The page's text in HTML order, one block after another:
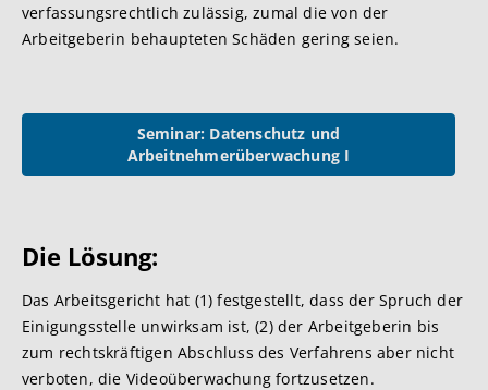
verfassungsrechtlich zulässig, zumal die von der
Arbeitgeberin behaupteten Schäden gering seien.
Seminar: Datenschutz und
Arbeitnehmerüberwachung I
Die Lösung:
Das Arbeitsgericht hat (1) festgestellt, dass der Spruch der
Einigungsstelle unwirksam ist, (2) der Arbeitgeberin bis
zum rechtskräftigen Abschluss des Verfahrens aber nicht
verboten, die Videoüberwachung fortzusetzen.